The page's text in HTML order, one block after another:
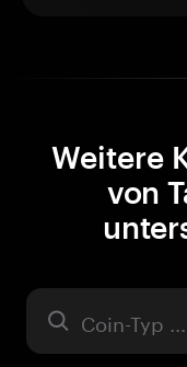
Weitere
von
Asset